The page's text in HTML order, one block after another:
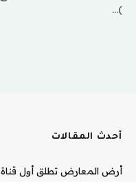
)…
أحدث المقالات
أرض المعارض تطلق أول قناة FAST حصرية للذكاء الاصطناعي